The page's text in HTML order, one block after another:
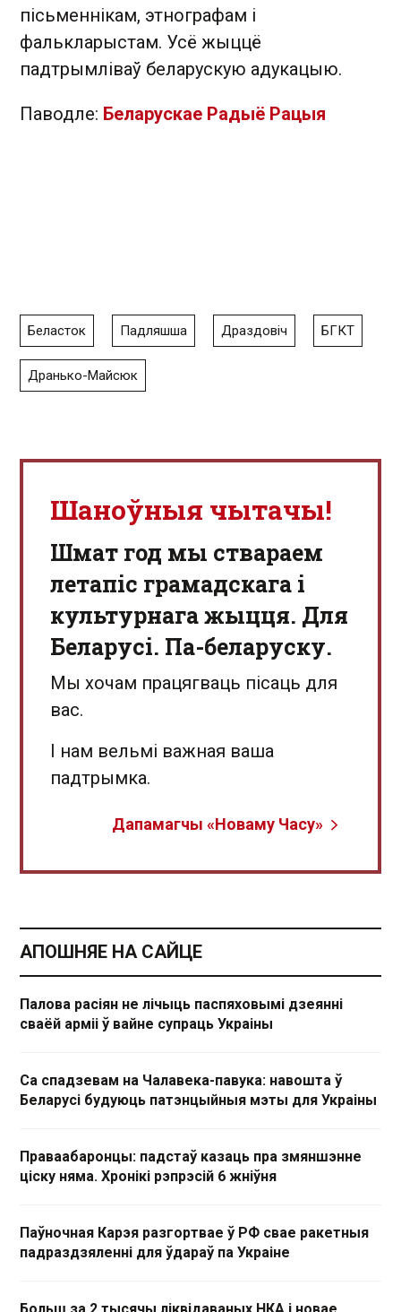
пісьменнікам, этнографам і
фалькларыстам. Усё жыццё
падтрымліваў беларускую адукацыю.
Паводле: Беларускае Радыё Рацыя
Беласток Падляшша Драздовіч БГКТ
Дранько-Майсюк
Шаноўныя чытачы!
Шмат год мы ствараем
летапіс грамадскага і
культурнага жыцця. Для
Беларусі. Па-беларуску.
Мы хочам працягваць пісаць для
вас.
І нам вельмі важная ваша
падтрымка.
Дапамагчы «Новаму Часу»
АПОШНЯЕ НА САЙЦЕ
Палова расіян не лічыць паспяховымі дзеянні
сваёй арміі ў вайне супраць Украіны
Са спадзевам на Чалавека-павука: навошта ў
Беларусі будуюць патэнцыйныя мэты для Украіны
Праваабаронцы: падстаў казаць пра змяншэнне
ціску няма. Хронікі рэпрэсій 6 жніўня
Паўночная Карэя разгортвае ў РФ свае ракетныя
падраздзяленні для ўдараў па Украіне